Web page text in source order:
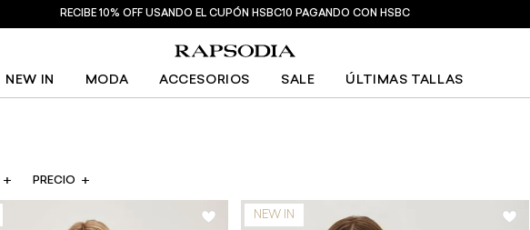
RECIBE 10% OFF USANDO EL CUPÓN HSBC10 PAGANDO CON HSBC
NEW IN MODA ACCESORIOS SALE ÚLTIMAS TALLAS
PRECIO